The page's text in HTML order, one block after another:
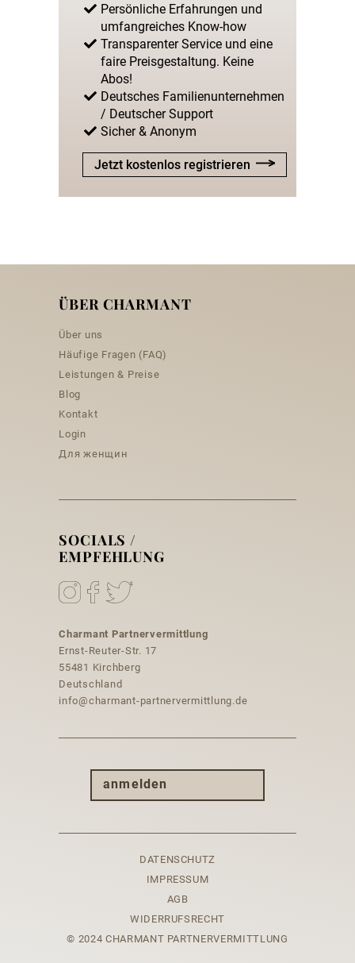
Persönliche Erfahrungen und
umfangreiches Know-how
Transparenter Service und eine
faire Preisgestaltung. Keine
Abos!
Deutsches Familienunternehmen
/ Deutscher Support
Sicher & Anonym
Jetzt kostenlos registrieren
ÜBER CHARMANT
Über uns
Häufige Fragen (FAQ)
Leistungen & Preise
Blog
Kontakt
Login
Для женщин
SOCIALS /
EMPFEHLUNG
anmelden
Charmant Partnervermittlung
Ernst-Reuter-Str. 17
55481 Kirchberg
Deutschland
info@charmant-partnervermittlung.de
DATENSCHUTZ
IMPRESSUM
AGB
WIDERRUFSRECHT
© 2024 CHARMANT PARTNERVERMITTLUNG